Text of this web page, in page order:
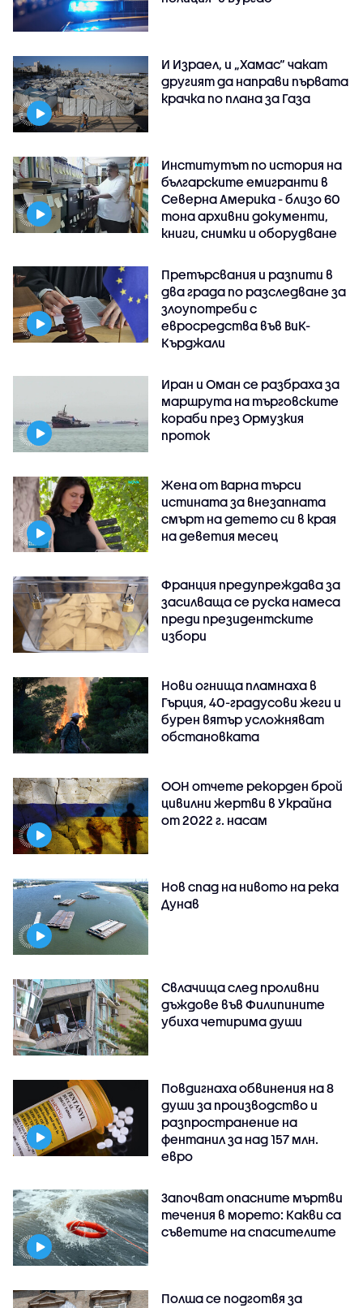
И Израел, и „Хамас“ чакат
другият да направи първата
крачка по плана за Газа
Институтът по история на
българските емигранти в
Северна Америка - близо 60
тона архивни документи,
книги, снимки и оборудване
Претърсвания и разпити в
два града по разследване за
злоупотреби с
евросредства във ВиК-
Кърджали
Иран и Оман се разбраха за
маршрута на търговските
кораби през Ормузкия
проток
Жена от Варна търси
истината за внезапната
смърт на детето си в края
на деветия месец
Франция предупреждава за
засилваща се руска намеса
преди президентските
избори
Нови огнища пламнаха в
Гърция, 40-градусови жеги и
бурен вятър усложняват
обстановката
ООН отчете рекорден брой
цивилни жертви в Украйна
от 2022 г. насам
Нов спад на нивото на река
Дунав
Свлачища след проливни
дъждове във Филипините
убиха четирима души
Повдигнаха обвинения на 8
души за производство и
разпространение на
фентанил за над 157 млн.
евро
Започват опасните мъртви
течения в морето: Какви са
съветите на спасителите
Полша се подготвя за